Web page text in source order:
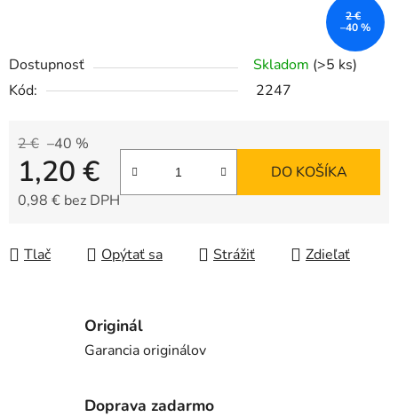
Dostupnosť Skladom (>5 ks)
Kód:
2247
2 € –40 %
1,20 €
0,98 € bez DPH
DO KOŠÍKA
Tlač Opýtať sa Strážiť Zdieľať
2 €
–40 %
Originál
Garancia originálov
Doprava zadarmo